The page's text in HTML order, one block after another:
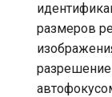
размеров